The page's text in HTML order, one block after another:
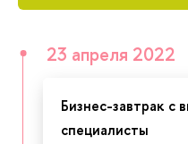
23 апреля 2022
Бизнес-завтрак с
специалисты